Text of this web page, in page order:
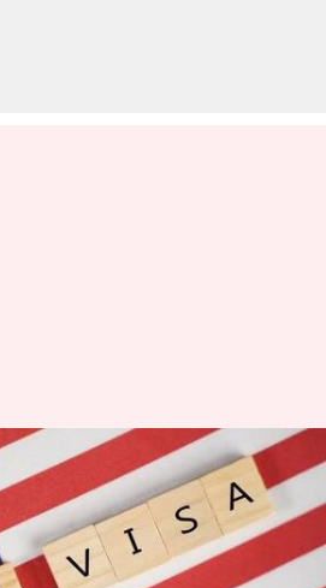
H-1B
உள்ள
ஆபத்தா?